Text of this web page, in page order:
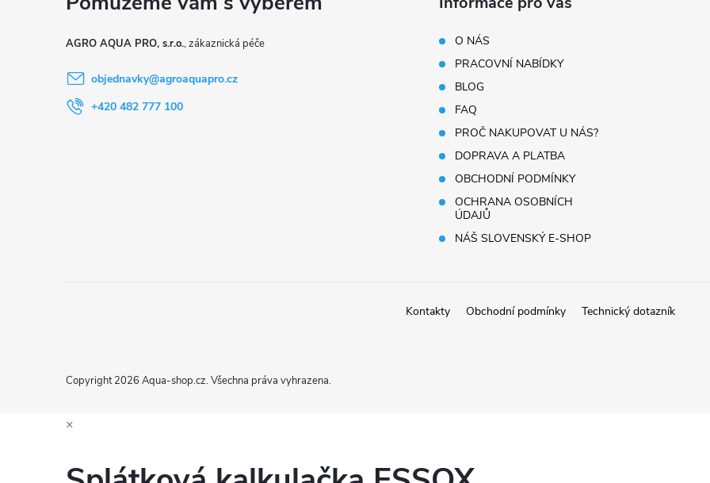
AGRO AQUA PRO, s.r.o.
objednavky@agroaquapro.cz
+420 482 777 100
O NÁS
PRACOVNÍ NABÍDKY
BLOG
FAQ
PROČ NAKUPOVAT U NÁS?
DOPRAVA A PLATBA
OBCHODNÍ PODMÍNKY
OCHRANA OSOBNÍCH
ÚDAJŮ
NÁŠ SLOVENSKÝ E-SHOP
Kontakty Obchodní podmínky Technický dotazník
Copyright 2026 Aqua-shop.cz. Všechna práva vyhrazena.
×